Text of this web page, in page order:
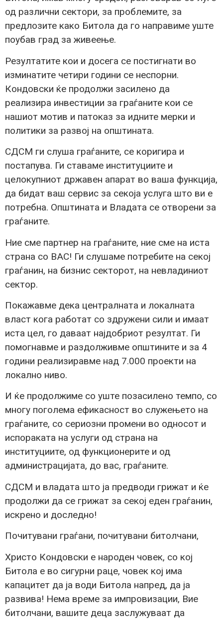
од различни сектори, за проблемите, за
предлозите како Битола да го направиме уште
поубав град за живеење.
Резултатите кои и досега се постигнати во
изминатите четири години се неспорни.
Кондовски ќе продолжи засилено да
реализира инвестиции за граѓаните кои се
нашиот мотив и патоказ за идните мерки и
политики за развој на општината.
СДСМ ги слуша граѓаните, се коригира и
постапува. Ги ставаме институциите и
целокупниот државен апарат во ваша функција,
да бидат ваш сервис за секоја услуга што ви е
потребна. Општината и Владата се отворени за
граѓаните.
Ние сме партнер на граѓаните, ние сме на иста
страна со ВАС! Ги слушаме потребите на секој
граѓанин, на бизнис секторот, на невладиниот
сектор.
Покажавме дека централната и локалната
власт кога работат со здружени сили и имаат
иста цел, го даваат најдобриот резултат. Ги
помогнавме и раздолживме општините и за 4
години реализиравме над 7.000 проекти на
локално ниво.
И ќе продолжиме со уште позасилено темпо, со
многу поголема ефикасност во служењето на
граѓаните, со сериозни промени во односот и
испораката на услуги од страна на
институциите, од функционерите и од
администрацијата, до вас, граѓаните.
СДСМ и владата што ја предводи грижат и ќе
продолжи да се грижат за секој еден граѓанин,
искрено и доследно!
Почитувани граѓани, почитувани битолчани,
Христо Кондовски е народен човек, со кој
Битола е во сигурни раце, човек кој има
капацитет да ја води Битола напред, да ја
развива! Нема време за импровизации, Вие
битолчани, вашите деца заслужуваат да